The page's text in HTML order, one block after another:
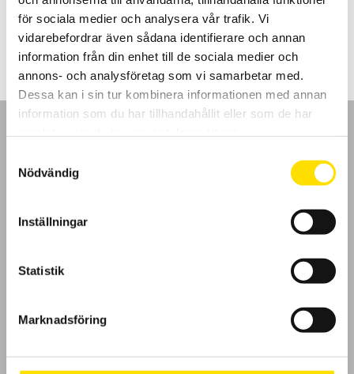
för sociala medier och analysera vår trafik. Vi
vidarebefordrar även sådana identifierare och annan
information från din enhet till de sociala medier och
annons- och analysföretag som vi samarbetar med.
Dessa kan i sin tur kombinera informationen med annan
information som du har tillhandahållit eller som de har
Nödvändig
Inställningar
Statistik
Marknadsföring
9,295.00 kr–11,290.00krPrisintervall:
9,295.00 kr
till
11,290.00 kr
LÄS MER